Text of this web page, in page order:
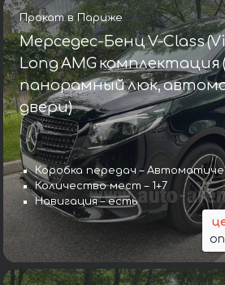
Прокат в Париже
Мерседес-Бенц V-Class
Long AMG комплектация
панорамный люк,
двери)
Коробка передач –
Количество мест – 1+7
Навигация – есть